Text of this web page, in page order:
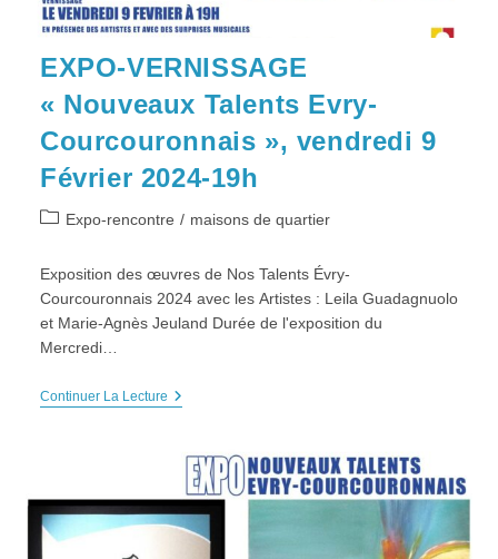
EXPO-VERNISSAGE
« Nouveaux Talents Evry-
Courcouronnais », vendredi 9
Février 2024-19h
PostExpo-rencontre / maisons de quartier
Exposition des œuvres de Nos Talents Évry-
Courcouronnais 2024 avec les Artistes : Leila Guadagnuolo
et Marie-Agnès Jeuland Durée de l'exposition du
Mercredi…
Continuer La LectureEXPO-
Evry-
Courcouronnais »,
Vendredi
9
Février